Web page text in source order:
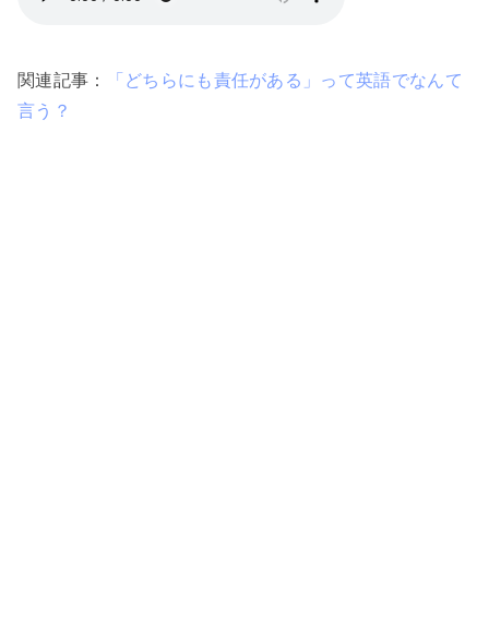
関連記事：
「どちらにも責任がある」って英語でなんて
言う？